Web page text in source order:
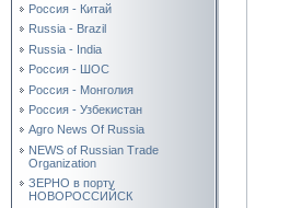
Россия - Китай
Russia - Brazil
Russia - India
Россия - ШОС
Россия - Монголия
Россия - Узбекистан
Agro News Of Russia
NEWS of Russian Trade
Organization
ЗЕРНО в порту
НОВОРОССИЙСК